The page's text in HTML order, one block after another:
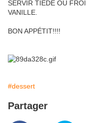
SERVIR TIÈDE OU
VANILLE.
BON APPÉTIT!!!!
#dessert
Partager